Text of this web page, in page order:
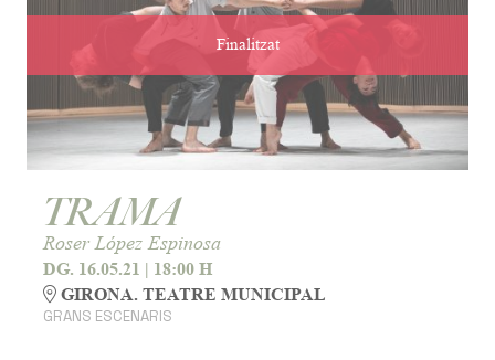
Finalitzat
TRAMA
Roser López Espinosa
DG. 16.05.21 | 18:00 H
GIRONA. TEATRE MUNICIPAL
GRANS ESCENARIS